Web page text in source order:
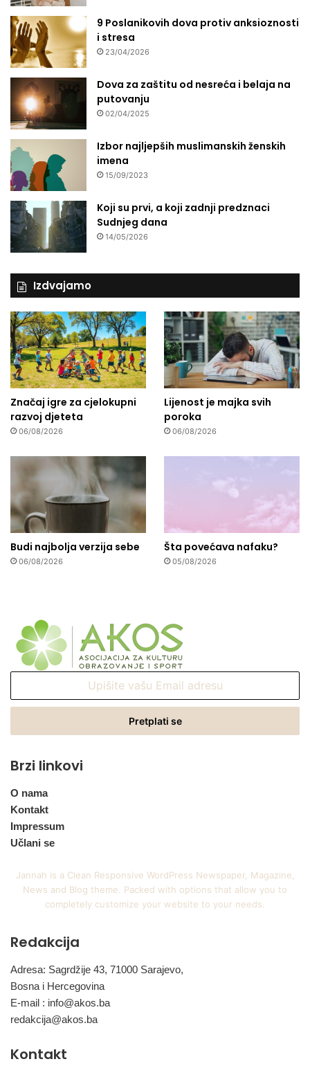
9 Poslanikovih dova protiv anksioznosti
i stresa
23/04/2026
Dova za zaštitu od nesreća i belaja na
putovanju
02/04/2025
Izbor najljepših muslimanskih ženskih
imena
15/09/2023
Koji su prvi, a koji zadnji predznaci
Sudnjeg dana
14/05/2026
Izdvajamo
Značaj igre za cjelokupni
razvoj djeteta
06/08/2026
Lijenost je majka svih
poroka
06/08/2026
Budi najbolja verzija sebe
06/08/2026
Šta povećava nafaku?
05/08/2026
Email
Brzi linkovi
O nama
Kontakt
Impressum
Učlani se
Jannah is a Clean Responsive WordPress Newspaper, Magazine,
News and Blog theme. Packed with options that allow you to
completely customize your website to your needs.
Redakcija
Adresa: Sagrdžije 43, 71000 Sarajevo,
Bosna i Hercegovina
E-mail : info@akos.ba
redakcija@akos.ba
Kontakt